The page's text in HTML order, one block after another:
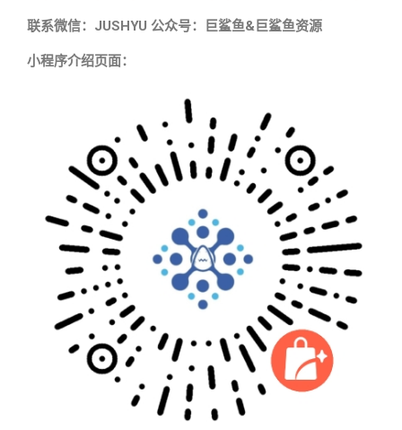
联系微信：JUSHYU 公众号：巨鲨鱼&巨鲨鱼资源
小程序介绍页面：